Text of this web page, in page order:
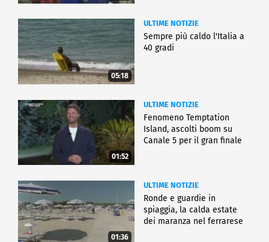
05:18
ULTIME NOTIZIE
Sempre più caldo l'Italia a
40 gradi
01:52
ULTIME NOTIZIE
Fenomeno Temptation
Island, ascolti boom su
Canale 5 per il gran finale
01:36
ULTIME NOTIZIE
Ronde e guardie in
spiaggia, la calda estate
dei maranza nel ferrarese